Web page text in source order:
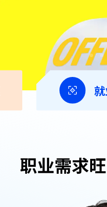
职业需求旺